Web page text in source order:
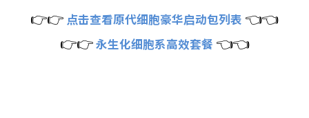
👉👉 点击查看原代细胞豪华启动包列表 👈👈
👉👉永生化细胞系高效套餐 👈👈